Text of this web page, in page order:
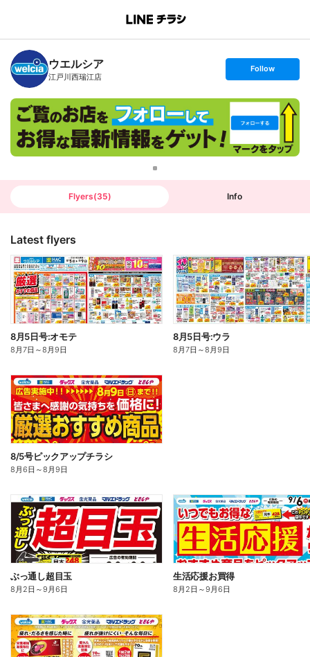
B
n
c
h
T
ウエルシア
江戸川西瑞江店
s
t
o
l
o
w
Follow
Flyers(35) Info
Latest flyers
8月5日号:オモテ
8月7日 ～8月9日
8月5日号:ウラ
8月7日 ～8月9日
8/5号ピックアップチラシ
8月6日 ～8月9日
ぶっ通し超目玉
8月2日 ～9月6日
生活応援お買得
8月2日 ～9月6日